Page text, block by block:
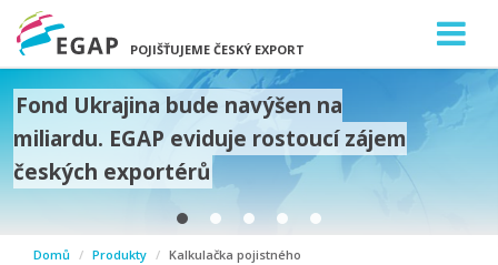
POJIŠŤUJEME ČESKÝ EXPORT
Fond Ukrajina bude navýšen na
miliardu. EGAP eviduje rostoucí zájem
českých exportérů
Domů Produkty Kalkulačka pojistného